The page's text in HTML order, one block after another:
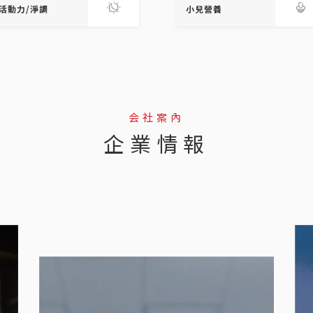
動力/淨調 小兒營養
会社案內
企業情報